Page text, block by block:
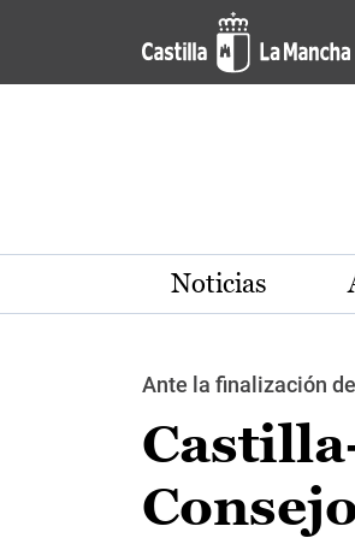
Pasar al contenido principal
Noticias
Ante la finalización